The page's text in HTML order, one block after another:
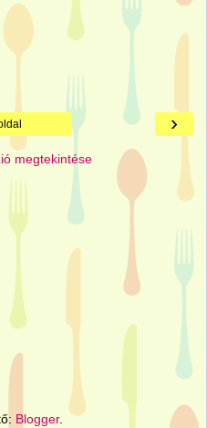
›
megtekintése
Blogger.